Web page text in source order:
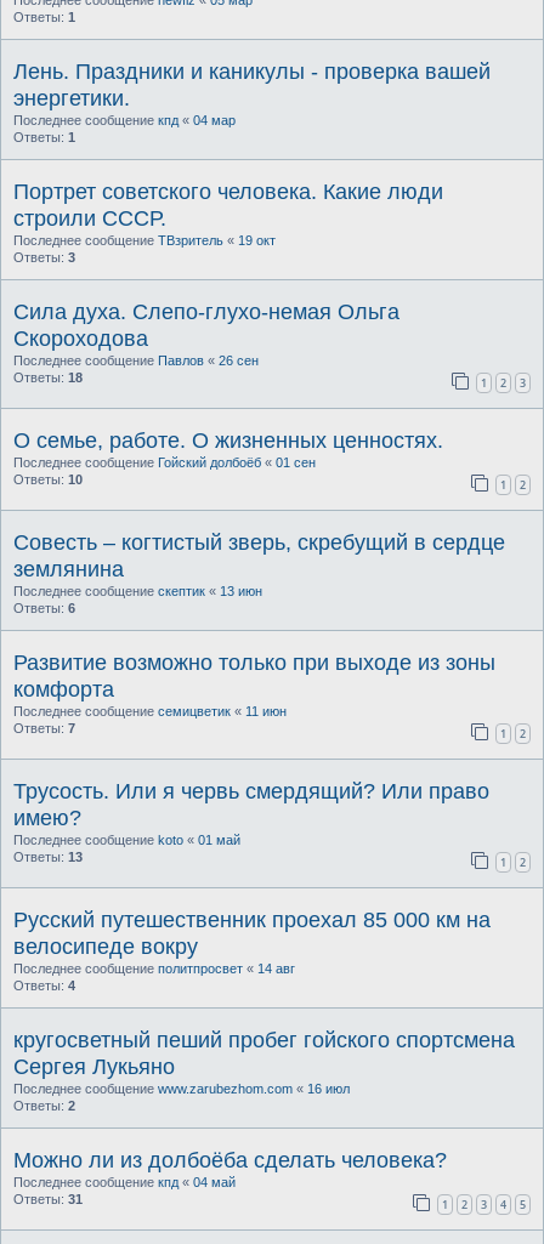
Ответы: 1
Лень. Праздники и каникулы - проверка вашей
энергетики.
Последнее сообщение кпд « 04 мар
Ответы: 1
Портрет советского человека. Какие люди
строили СССР.
Последнее сообщение ТВзритель « 19 окт
Ответы: 3
Сила духа. Слепо-глухо-немая Ольга
Скороходова
Последнее сообщение Павлов « 26 сен
Ответы: 18 1 2 3
О семье, работе. О жизненных ценностях.
Последнее сообщение Гойский долбоёб « 01 сен
Ответы: 10 1 2
Совесть – когтистый зверь, скребущий в сердце
землянина
Последнее сообщение скептик « 13 июн
Ответы: 6
Развитие возможно только при выходе из зоны
комфорта
Последнее сообщение семицветик « 11 июн
Ответы: 7 1 2
Трусость. Или я червь смердящий? Или право
имею?
Последнее сообщение koto « 01 май
Ответы: 13 1 2
Русский путешественник проехал 85 000 км на
велосипеде вокру
Последнее сообщение политпросвет « 14 авг
Ответы: 4
кругосветный пеший пробег гойского спортсмена
Сергея Лукьяно
Последнее сообщение www.zarubezhom.com « 16 июл
Ответы: 2
Можно ли из долбоёба сделать человека?
Последнее сообщение кпд « 04 май
Ответы: 31 1 2 3 4 5